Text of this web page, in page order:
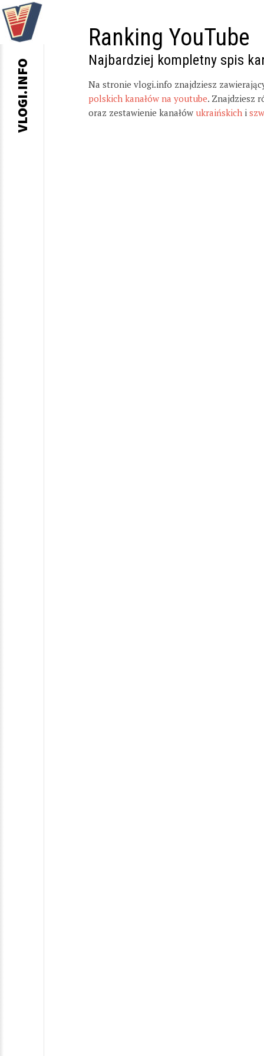
Ranking YouTube
Najbardziej kompletny spis
Na stronie vlogi.info znajdziesz
polskich kanałów na youtube. Znajdziesz
oraz zestawienie kanałów ukraińskich i
VLOGI.INFO